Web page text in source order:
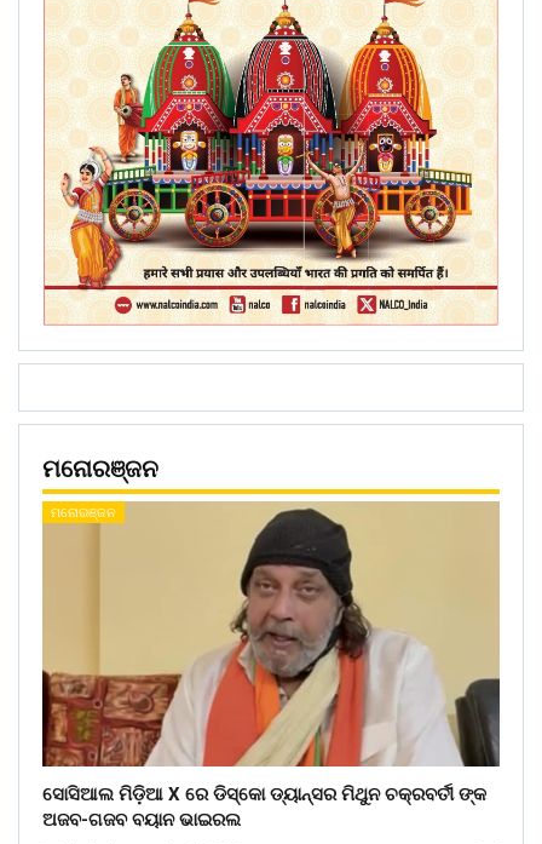
ମନୋରଞ୍ଜନ
ମନୋରଞ୍ଜନ
ସୋସିଆଲ ମିଡ଼ିଆ X ରେ ଡିସ୍କୋ ଡ୍ୟାନ୍ସର ମିଥୁନ ଚକ୍ରବର୍ତୀ ଙ୍କ
ଅଜବ-ଗଜବ ବୟାନ ଭାଇରଲ